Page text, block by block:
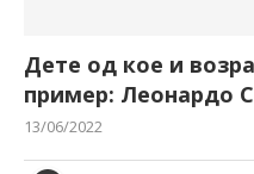
Дете од кое и
пример: Леонардо
13/06/2022